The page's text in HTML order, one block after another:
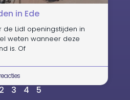
in Ede
de Lidl openingstijden in
weten wanneer deze
is. Of
2 3 4 5